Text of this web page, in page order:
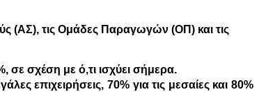
(ΑΣ), τις Ομάδες Παραγωγών (ΟΠ) και τις
σε σχέση με ό,τι ισχύει σήμερα.
επιχειρήσεις, 70% για τις μεσαίες και 80%